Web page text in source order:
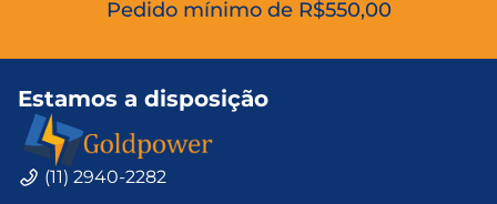
Pedido mínimo de R$550,00
Estamos a disposição
(11) 2940-2282